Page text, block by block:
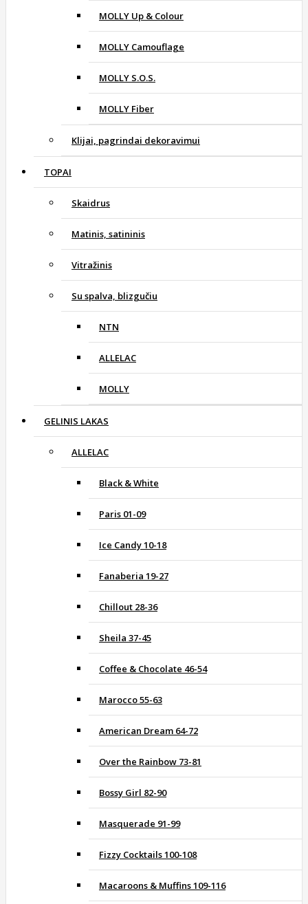
MOLLY Up & Colour
MOLLY Camouflage
MOLLY S.O.S.
MOLLY Fiber
Klijai, pagrindai dekoravimui
TOPAI
Skaidrus
Matinis, satininis
Vitražinis
Su spalva, blizgučiu
NTN
ALLELAC
MOLLY
GELINIS LAKAS
ALLELAC
Black & White
Paris 01-09
Ice Candy 10-18
Fanaberia 19-27
Chillout 28-36
Sheila 37-45
Coffee & Chocolate 46-54
Marocco 55-63
American Dream 64-72
Over the Rainbow 73-81
Bossy Girl 82-90
Masquerade 91-99
Fizzy Cocktails 100-108
Macaroons & Muffins 109-116